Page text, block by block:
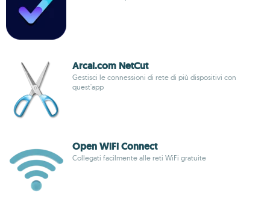
Arcai.com NetCut
Gestisci le connessioni di rete di più dispositivi con
quest'app
Open WiFi Connect
Collegati facilmente alle reti WiFi gratuite